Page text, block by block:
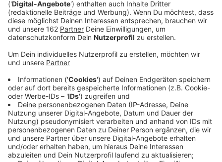
Anzeige
In Moers laufen die Arbeiten an der
tauscht derzeit alte Leuchtenköpfe gegen moderne
LED-Technik. Gearbeitet wird zum Beispiel auf der
Königsberger Straße – dort in neun Metern Höhe.
Insgesamt stehen in diesem Jahr noch 67 Straßen auf
dem Plan. Auch in der Elbestraße, der Hermannstraße
und auf der Bonifatiusstraße werden Laternen
modernisiert. Die neuen Leuchten sind sparsamer,